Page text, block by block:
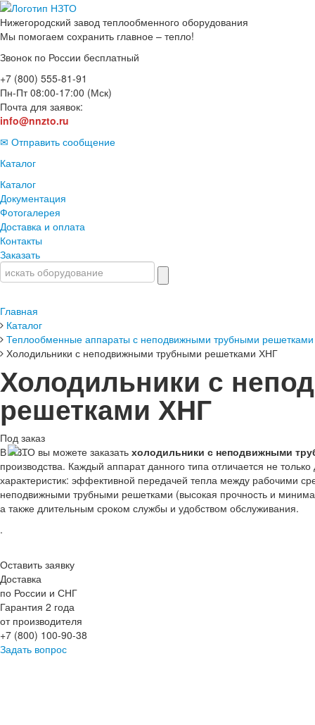
Нижегородский завод теплообменного оборудования
Мы помогаем сохранить главное – тепло!
Звонок по России бесплатный
+7 (800) 555-81-91
Пн-Пт 08:00-17:00 (Мск)
Почта для заявок:
info@nnzto.ru
✉ Отправить сообщение
Каталог
Каталог
Документация
Фотогалерея
Доставка и оплата
Контакты
Заказать
Главная
Каталог
Теплообменные аппараты с неподвижными трубными решетками
Холодильники с неподвижными трубными решетками ХНГ
Холодильники с
решетками ХНГ
Под заказ
В НЗТО вы можете заказать холодильники с неподвижными
производства. Каждый аппарат данного типа отличается не
характеристик: эффективной передачей тепла между рабочими
неподвижными трубными решетками (высокая прочность и
а также длительным сроком службы и удобством обслуживания.
.
Оставить заявку
Доставка
по России и СНГ
Гарантия 2 года
от производителя
+7 (800) 100-90-38
Задать вопрос